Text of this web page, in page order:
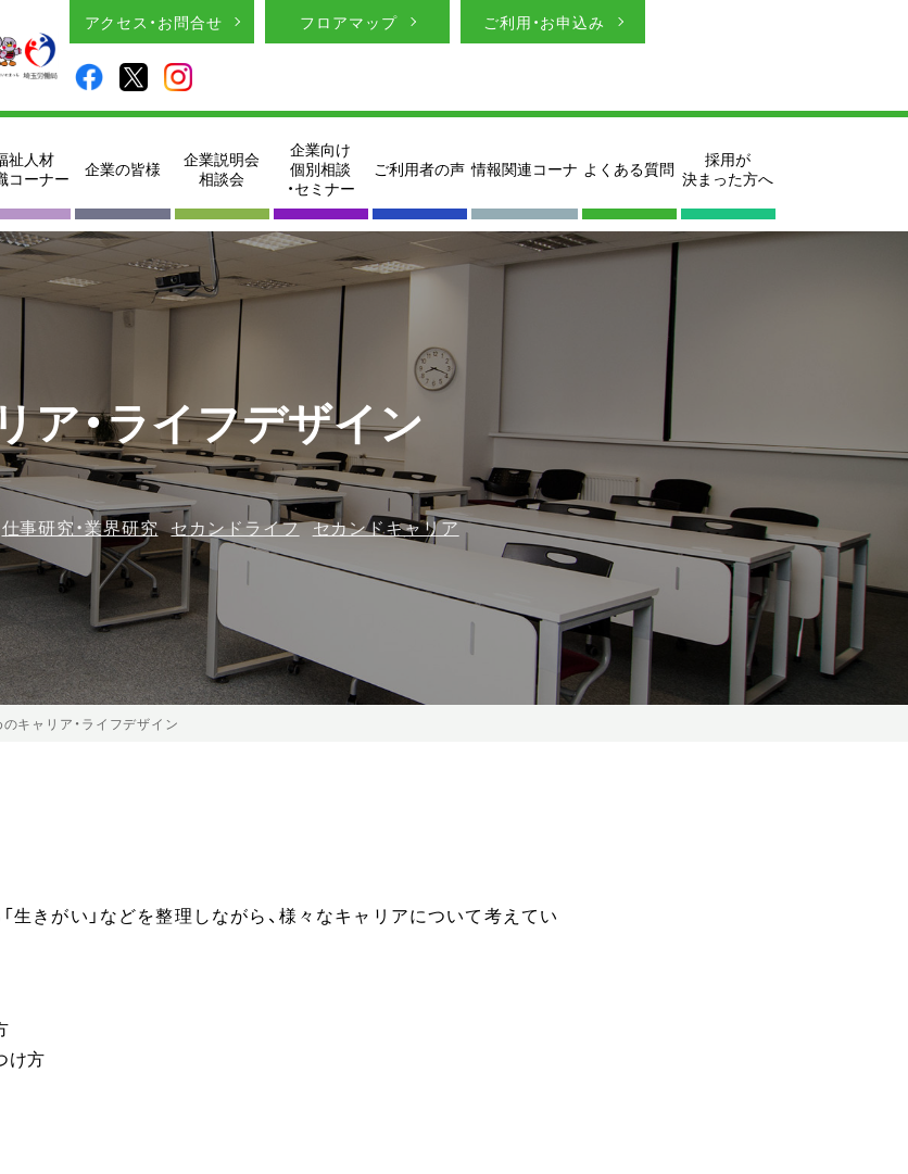
アクセス・お問合せ フロアマップ ご利用・お申込み
祉人材
コーナー
企業の皆様
企業説明会
相談会
企業向け
個別相談
・セミナー
ご利用者の声 情報関連コーナ よくある質問
採用が
決まった方へ
ア・ライフデザイン
仕事研究・業界研究 セカンドライフ セカンドキャリア
キャリア・ライフデザイン
生きがい」などを整理しながら、様々なキャリアについて考えてい
け方